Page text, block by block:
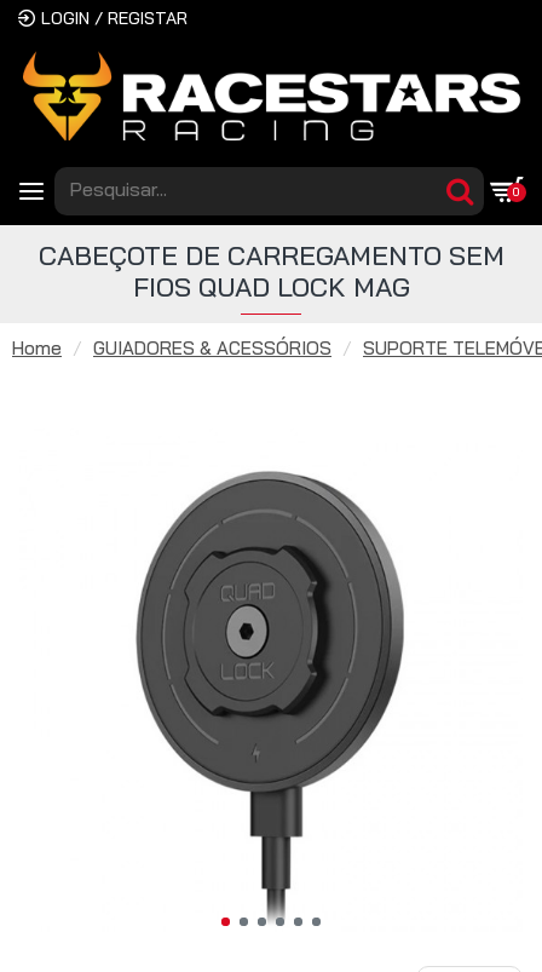
LOGIN / REGISTAR
0
Home GUIADORES & ACESSÓRIOS SUPORTE
CABEÇOTE DE CARREGAMENTO SEM
FIOS QUAD LOCK MAG